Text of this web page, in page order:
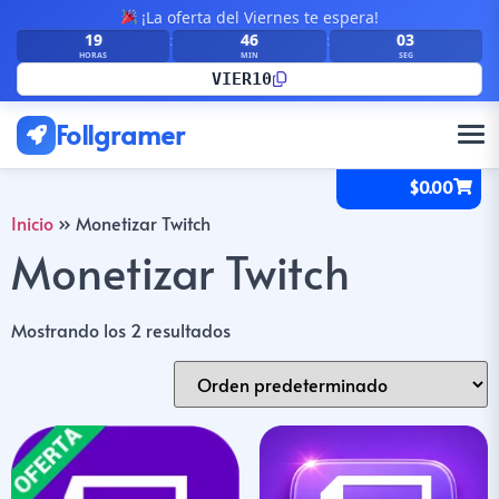
¡La oferta del Viernes te espera!
19
HORAS
: 46
MIN
: 03
SEG
VIER10
Follgramer
$0.00
Inicio » Monetizar Twitch
Monetizar Twitch
Mostrando los 2 resultados